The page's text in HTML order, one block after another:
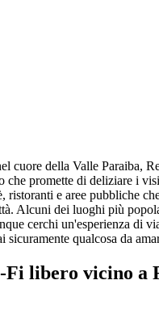
cuore della Valle Paraiba,
che promette di deliziare i
ristoranti e aree pubbliche
Alcuni dei luoghi più
cerchi un'esperienza di
sicuramente qualcosa da
libero vicino a